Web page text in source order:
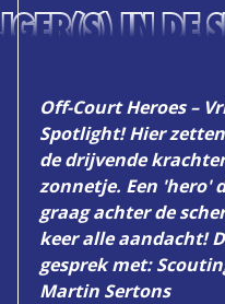
IN DE
Off-Court Heroes –
Spotlight!Hier
de drijvende
zonnetje. Een 'hero'
graag achter de
keer alle aandacht!
gesprek met:
Martin Sertons